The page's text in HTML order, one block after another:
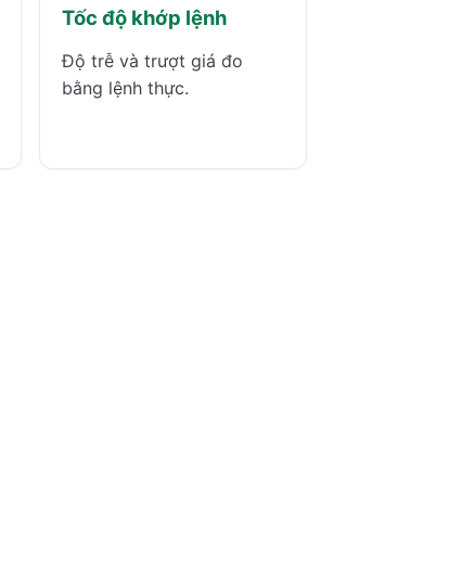
Tốc độ khớp lệnh
Độ trễ và trượt giá đo
bằng lệnh thực.